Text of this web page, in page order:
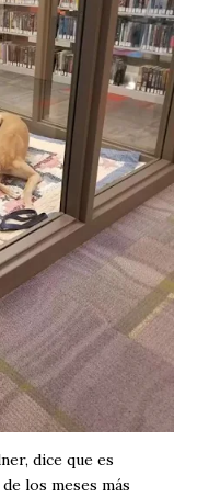
dice que es
los meses más